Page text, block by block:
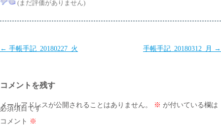
(まだ評価がありません)
投
ビ
ゲ
ー
← 手帳手記_20180227_火 手帳手記_20180312_月 →
コメントを残す
メールアドレスが公開されることはありません。 ※ が付いている欄は
必須項目です
コメント ※